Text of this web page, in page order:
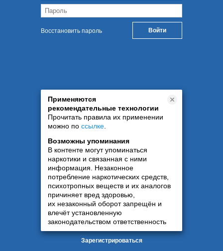
Восстановить пароль
Применяются
рекомендательные технологии
Прочитать правила их применении
можно по ссылке
Возможны упоминания
В контенте могут упоминаться
наркотики и связанная с ними
информация. Незаконное
потребление наркотических средств,
психотропных веществ и их аналогов
причиняет вред здоровью,
их незаконный оборот запрещён и
влечёт установленную
законодательством ответственность
Зарегистрироваться